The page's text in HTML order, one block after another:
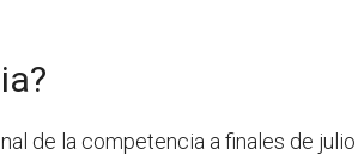
de la competencia a finales de